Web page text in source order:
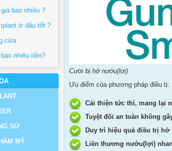
bao nhiêu ?
ở đâu tốt ?
cửa
nhiêu tiền?
SỨ
MỸ
Cười bị hở nướu(lợi)
Ưu điểm của phương pháp điều tị:
Cải thiện tức thì, mang lại
Tuyệt đối an toàn không
Duy trì hiệu quả điều trị
Liền thương nướu(lợi)